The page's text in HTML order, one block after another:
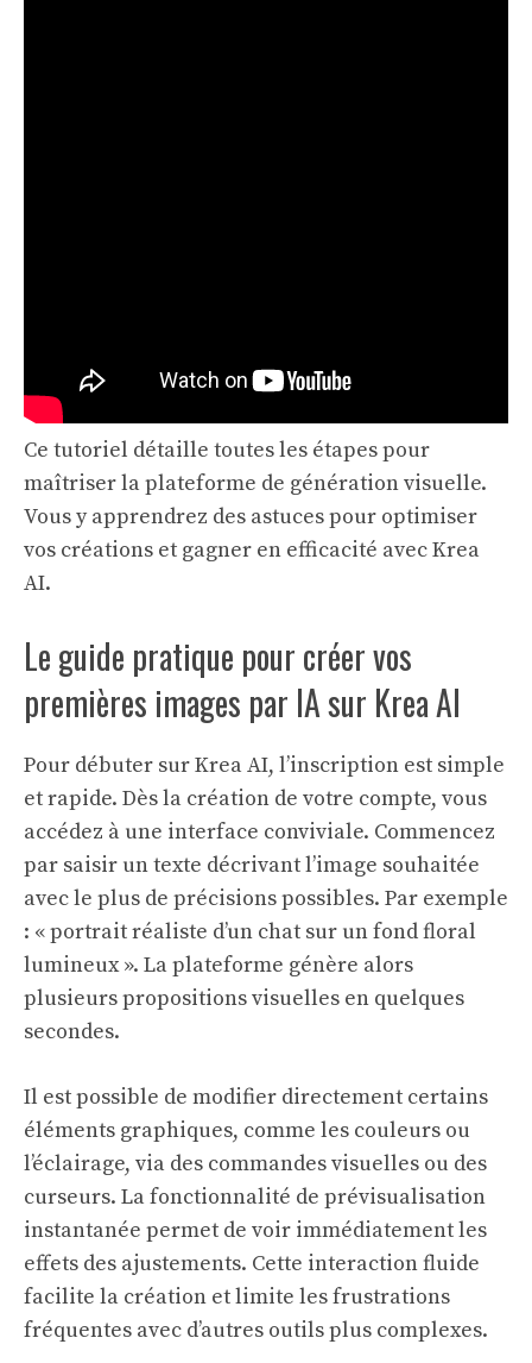
Ce tutoriel détaille toutes les étapes pour
maîtriser la plateforme de génération visuelle.
Vous y apprendrez des astuces pour optimiser
vos créations et gagner en efficacité avec Krea
AI.
Le guide pratique pour créer vos
premières images par IA sur Krea AI
Pour débuter sur Krea AI, l’inscription est simple
et rapide. Dès la création de votre compte, vous
accédez à une interface conviviale. Commencez
par saisir un texte décrivant l’image souhaitée
avec le plus de précisions possibles. Par exemple
: « portrait réaliste d’un chat sur un fond floral
lumineux ». La plateforme génère alors
plusieurs propositions visuelles en quelques
secondes.
Il est possible de modifier directement certains
éléments graphiques, comme les couleurs ou
l’éclairage, via des commandes visuelles ou des
curseurs. La fonctionnalité de prévisualisation
instantanée permet de voir immédiatement les
effets des ajustements. Cette interaction fluide
facilite la création et limite les frustrations
fréquentes avec d’autres outils plus complexes.